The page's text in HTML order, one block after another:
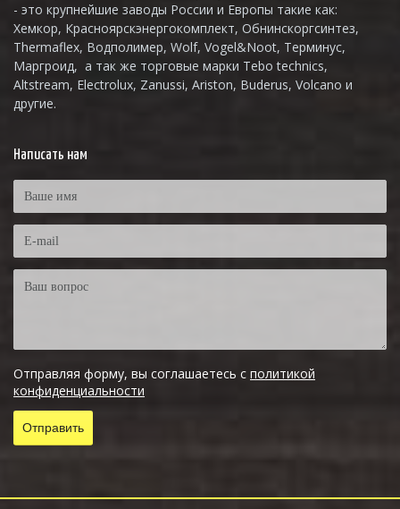
- это крупнейшие заводы России и Европы такие как:
Хемкор, Красноярскэнергокомплект, Обнинскоргсинтез,
Thermaflex, Водполимер, Wolf, Vogel&Noot, Терминус,
Маргроид, а так же торговые марки Tebo technics,
Altstream, Electrolux, Zanussi, Ariston, Buderus, Volcano и
другие.
Написать нам
Отправляя форму, вы соглашаетесь с политикой
конфиденциальности